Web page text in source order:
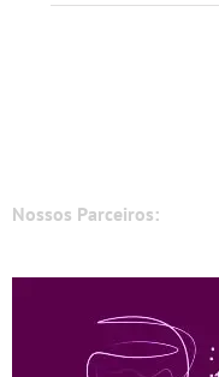
Nossos Parceiros: